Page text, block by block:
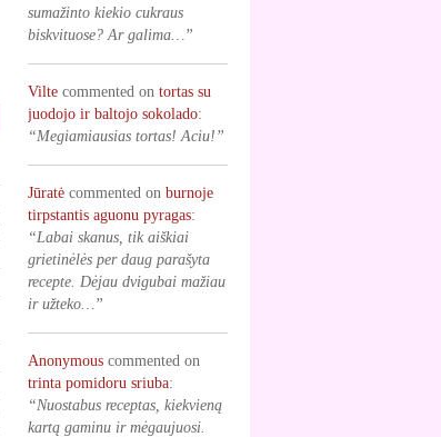
sumažinto kiekio cukraus
biskvituose? Ar galima…”
Vilte commented on tortas su
juodojo ir baltojo sokolado:
“Megiamiausias tortas! Aciu!”
Jūratė commented on burnoje
tirpstantis aguonu pyragas:
“Labai skanus, tik aiškiai
grietinėlės per daug parašyta
recepte. Dėjau dvigubai mažiau
ir užteko…”
Anonymous commented on
trinta pomidoru sriuba:
“Nuostabus receptas, kiekvieną
kartą gaminu ir mėgaujuosi.